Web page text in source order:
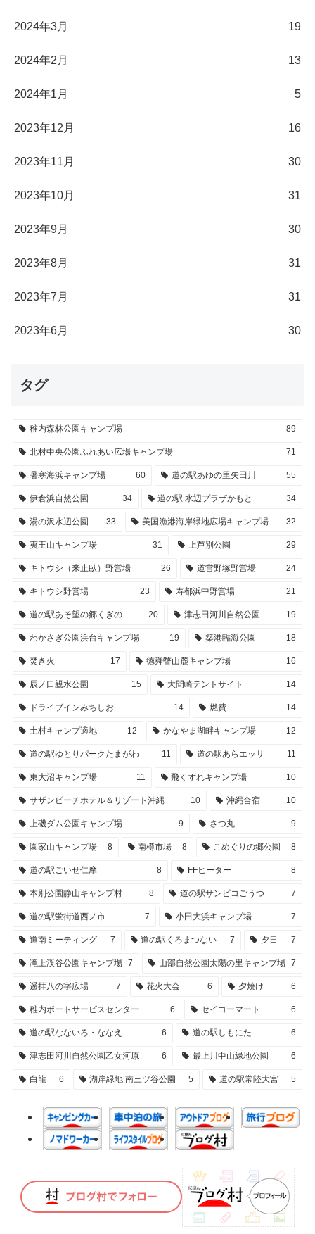
2024年3月 19
2024年2月 13
2024年1月 5
2023年12月 16
2023年11月 30
2023年10月 31
2023年9月 30
2023年8月 31
2023年7月 31
2023年6月 30
タグ
稚内森林公園キャンプ場 89
北村中央公園ふれあい広場キャンプ場 71
暑寒海浜キャンプ場 60 道の駅あゆの里矢田川 55
伊倉浜自然公園 34 道の駅 水辺プラザかもと 34
湯の沢水辺公園 33 美国漁港海岸緑地広場キャンプ場 32
夷王山キャンプ場 31 上芦別公園 29
キトウシ（来止臥）野営場 26 道営野塚野営場 24
キトウシ野営場 23 寿都浜中野営場 21
道の駅あそ望の郷くぎの 20 津志田河川自然公園 19
わかさぎ公園浜台キャンプ場 19 築港臨海公園 18
焚き火 17 徳舜瞥山麓キャンプ場 16
辰ノ口親水公園 15 大間崎テントサイト 14
ドライブインみちしお 14 燃費 14
土村キャンプ適地 12 かなやま湖畔キャンプ場 12
道の駅ゆとりパークたまがわ 11 道の駅あらエッサ 11
東大沼キャンプ場 11 飛くずれキャンプ場 10
サザンビーチホテル＆リゾート沖縄 10 沖縄合宿 10
上磯ダム公園キャンプ場 9 さつ丸 9
園家山キャンプ場 8 南樽市場 8 こめぐりの郷公園 8
道の駅ごいせ仁摩 8 FFヒーター 8
本別公園静山キャンプ村 8 道の駅サンピコごうつ 7
道の駅蛍街道西ノ市 7 小田大浜キャンプ場 7
道南ミーティング 7 道の駅くろまつない 7 夕日 7
滝上渓谷公園キャンプ場 7 山部自然公園太陽の里キャンプ場 7
遥拝八の字広場 7 花火大会 6 夕焼け 6
稚内ポートサービスセンター 6 セイコーマート 6
道の駅なないろ・ななえ 6 道の駅しもにた 6
津志田河川自然公園乙女河原 6 最上川中山緑地公園 6
白龍 6 湖岸緑地 南三ツ谷公園 5 道の駅常陸大宮 5